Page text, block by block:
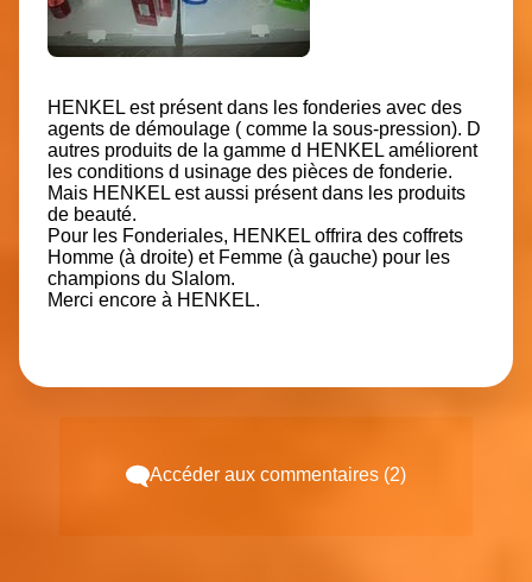
HENKEL est présent dans les fonderies avec des
agents de démoulage ( comme la sous-pression). D
autres produits de la gamme d HENKEL améliorent
les conditions d usinage des pièces de fonderie.
Mais HENKEL est aussi présent dans les produits
de beauté.
Pour les Fonderiales, HENKEL offrira des coffrets
Homme (à droite) et Femme (à gauche) pour les
champions du Slalom.
Merci encore à HENKEL.
Accéder aux commentaires (2)